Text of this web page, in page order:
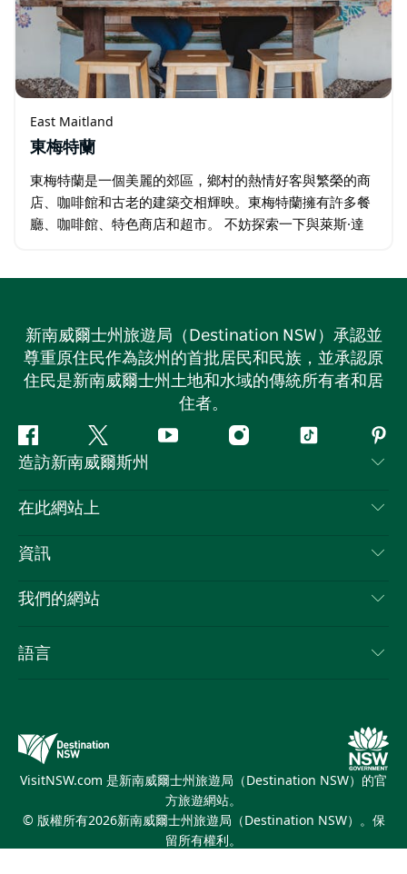
East Maitland
東梅特蘭
東梅特蘭是一個美麗的郊區，鄉村的熱情好客與繁榮的商
店、咖啡館和古老的建築交相輝映。東梅特蘭擁有許多餐
廳、咖啡館、特色商店和超市。 不妨探索一下與萊斯·達
新南威爾士州旅遊局（Destination NSW）承認並
尊重原住民作為該州的首批居民和民族，並承認原
住民是新南威爾士州土地和水域的傳統所有者和居
住者。
Facebook嘰
嘰
喳
Youtube Instagram抖
造訪新南威爾斯州
聯絡我們
隱私
Cookie 通知
在此網站上
目的地
新南威爾斯州公路旅行
活動
資訊
旅行資訊
新南威爾斯的商業
我們的網站
新南威爾士州旅遊局（Destination NSW）媒體中心
繽紛悉尼燈光音樂節
語言
VisitNSW.com 是新南威爾士州旅遊局（Destination NSW）的官
方旅遊網站。
© 版權所有2026新南威爾士州旅遊局（Destination NSW）。保
留所有權利。